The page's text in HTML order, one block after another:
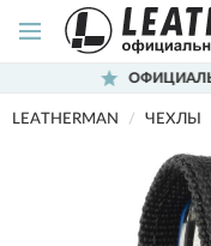
ОФИЦИАЛЬНЫЙДИЛЕР
LEATHERMAN ЧЕХЛЫ